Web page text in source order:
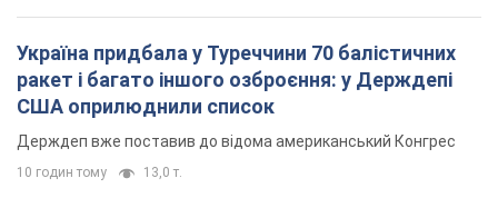
Україна придбала у Туреччини 70 балістичних
ракет і багато іншого озброєння: у Держдепі
США оприлюднили список
Держдеп вже поставив до відома американський Конгрес
10 годин тому 13,0 т.